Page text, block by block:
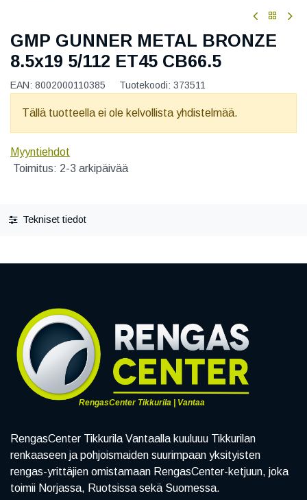
GMP GUNNER METAL BRONZE
8.5x19 5/112 ET45 CB66.5
EAN: 8002000110385 Tuotekoodi: 373511
Tällä tuotteella ei ole kelvollista yhdistelmää.
Myyntiehdot
Toimitus: 2-3 arkipäivää
Tekniset tiedot
RengasCenter Tikkurila | Vantaa
RengasCenter Tikkurila Vantaalla kuuluuu Tikkurilan
renkaaseen ja pohjoismaiden suurimpaan yksityisten
rengas-yrittäjien omistamaan RengasCenter-ketjuun, joka
toimii Norjassa, Ruotsissa sekä Suomessa.